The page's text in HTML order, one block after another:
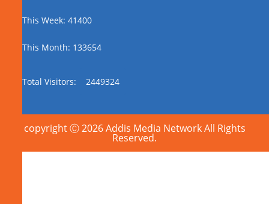
This Week: 41400
This Month: 133654
Total Visitors: 2449324
copyright Ⓒ 2026 Addis Media Network All Rights
Reserved.